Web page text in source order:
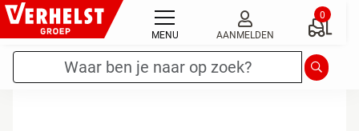
naar
de
inhoud
MENU AANMELDEN
0
Zoekterm* Zoeken